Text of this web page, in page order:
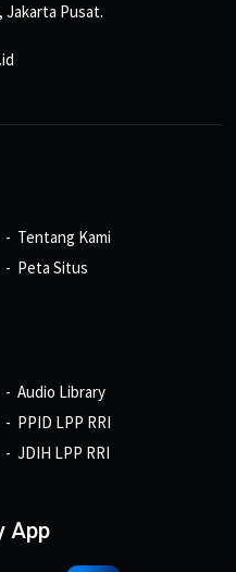
Jakarta Pusat.
Tentang Kami
Peta Situs
Audio Library
PPID LPP RRI
JDIH LPP RRI
App